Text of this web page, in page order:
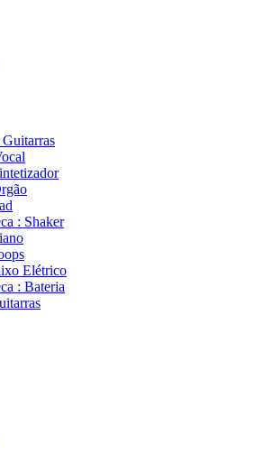
: Shaker
Elétrico
: Bateria